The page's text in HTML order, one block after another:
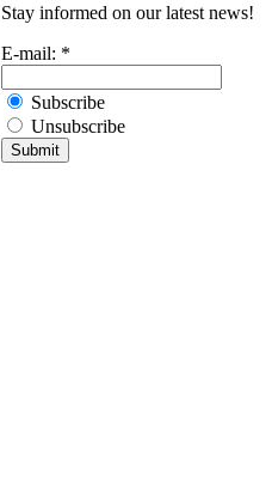
Stay informed on our latest news!
E-mail: *
Subscribe
Unsubscribe